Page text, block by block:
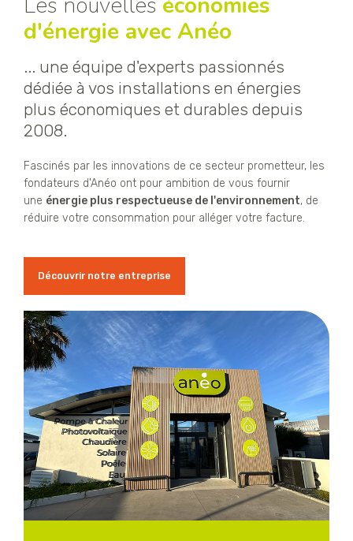
d'énergie avec Anéo
... une équipe d'experts passionnés
dédiée à vos installations en énergies
plus économiques et durables depuis
2008.
Fascinés par les innovations de ce secteur prometteur, les
fondateurs d'Anéo ont pour ambition de vous fournir
une énergie plus respectueuse de l'environnement, de
réduire votre consommation pour alléger votre facture.
Découvrir notre entreprise